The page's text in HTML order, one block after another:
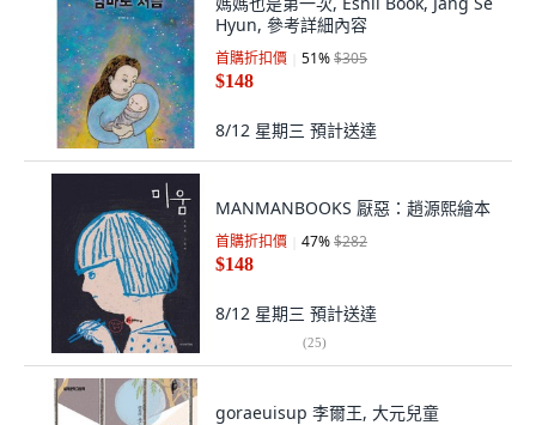
Hyun, 參考詳細內容
首購折扣價 51%$305
$148
8/12 星期三 預計送達
MANMANBOOKS 厭惡：趙源熙繪本
首購折扣價 47%$282
$148
8/12 星期三 預計送達
(25)
goraeuisup 李爾王, 大元兒童